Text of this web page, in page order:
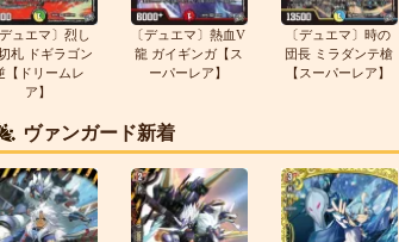
ュエマ〕烈し
札 ドギラゴン
【ドリームレ
ア】
〔デュエマ〕熱血V
龍 ガイギンガ【ス
ーパーレア】
〔デュエマ〕時の
団長 ミラダンテ槍
【スーパーレア】
ヴァンガード新着